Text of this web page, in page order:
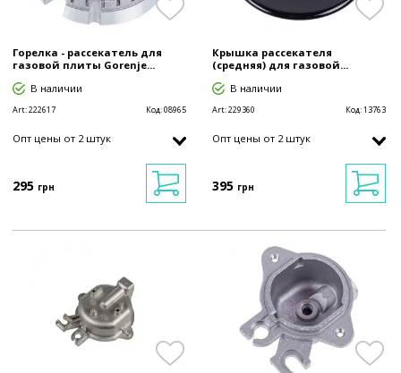
Горелка - рассекатель для
газовой плиты Gorenje...
В наличии
Art:222617 Код:08965
Опт цены от 2 штук
295 грн
Крышка рассекателя
(средняя) для газовой...
В наличии
Art:229360 Код:13763
Опт цены от 2 штук
395 грн